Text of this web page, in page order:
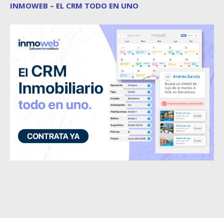
INMOWEB – EL CRM TODO EN UNO